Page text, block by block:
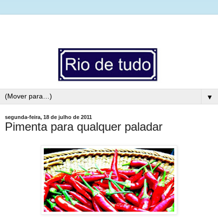
▼
segunda-feira, 18 de julho de 2011
Pimenta para qualquer paladar